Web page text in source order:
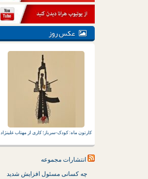
عکس روز
کارتون ماه: کودک-سرباز؛ کاری از مهتاب علینژاد
انتشارات مجموعه
چه کسانی مسئول افزایش شدید